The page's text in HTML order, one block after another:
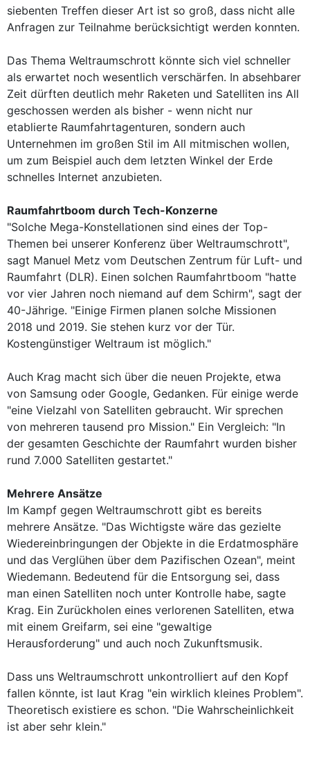
siebenten Treffen dieser Art ist so groß, dass nicht alle
Anfragen zur Teilnahme berücksichtigt werden konnten.
Das Thema Weltraumschrott könnte sich viel schneller
als erwartet noch wesentlich verschärfen. In absehbarer
Zeit dürften deutlich mehr Raketen und Satelliten ins All
geschossen werden als bisher - wenn nicht nur
etablierte Raumfahrtagenturen, sondern auch
Unternehmen im großen Stil im All mitmischen wollen,
um zum Beispiel auch dem letzten Winkel der Erde
schnelles Internet anzubieten.
Raumfahrtboom durch Tech-Konzerne
"Solche Mega-Konstellationen sind eines der Top-
Themen bei unserer Konferenz über Weltraumschrott",
sagt Manuel Metz vom Deutschen Zentrum für Luft- und
Raumfahrt (DLR). Einen solchen Raumfahrtboom "hatte
vor vier Jahren noch niemand auf dem Schirm", sagt der
40-Jährige. "Einige Firmen planen solche Missionen
2018 und 2019. Sie stehen kurz vor der Tür.
Kostengünstiger Weltraum ist möglich."
Auch Krag macht sich über die neuen Projekte, etwa
von Samsung oder Google, Gedanken. Für einige werde
"eine Vielzahl von Satelliten gebraucht. Wir sprechen
von mehreren tausend pro Mission." Ein Vergleich: "In
der gesamten Geschichte der Raumfahrt wurden bisher
rund 7.000 Satelliten gestartet."
Mehrere Ansätze
Im Kampf gegen Weltraumschrott gibt es bereits
mehrere Ansätze. "Das Wichtigste wäre das gezielte
Wiedereinbringungen der Objekte in die Erdatmosphäre
und das Verglühen über dem Pazifischen Ozean", meint
Wiedemann. Bedeutend für die Entsorgung sei, dass
man einen Satelliten noch unter Kontrolle habe, sagte
Krag. Ein Zurückholen eines verlorenen Satelliten, etwa
mit einem Greifarm, sei eine "gewaltige
Herausforderung" und auch noch Zukunftsmusik.
Dass uns Weltraumschrott unkontrolliert auf den Kopf
fallen könnte, ist laut Krag "ein wirklich kleines Problem".
Theoretisch existiere es schon. "Die Wahrscheinlichkeit
ist aber sehr klein."